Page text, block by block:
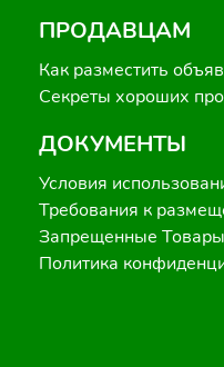
ПРОДАВЦАМ
Как разместить
Секреты хороших
ДОКУМЕНТЫ
Условия
Требования к
Запрещенные Товары
Политика